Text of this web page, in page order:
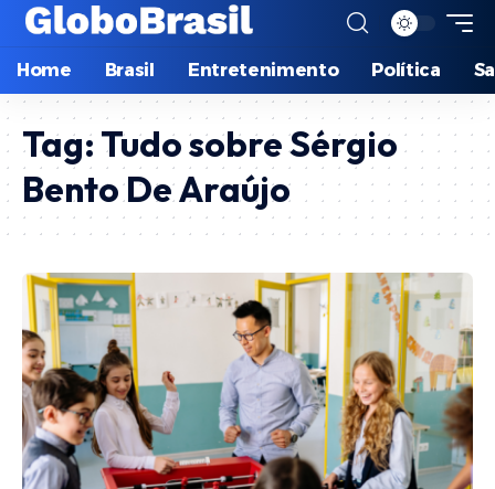
Home Brasil Entretenimento Política
Tag: Tudo sobre Sérgio
Bento De Araújo